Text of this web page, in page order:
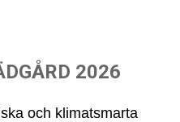
2026
och klimatsmarta